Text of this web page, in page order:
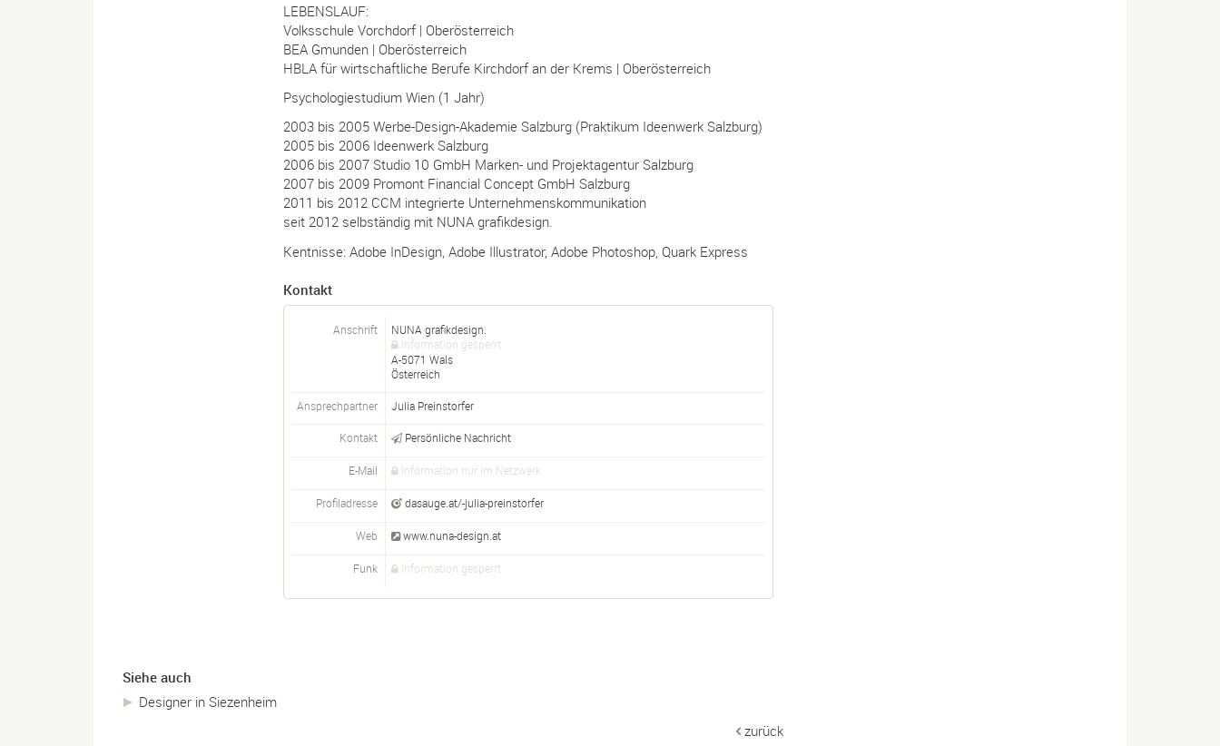
LEBENSLAUF:
Volksschule Vorchdorf | Oberösterreich
BEA Gmunden | Oberösterreich
HBLA für wirtschaftliche Berufe Kirchdorf an der Krems | Oberösterreich
Psychologiestudium Wien (1 Jahr)
2003 bis 2005 Werbe-Design-Akademie Salzburg (Praktikum Ideenwerk Salzburg)
2005 bis 2006 Ideenwerk Salzburg
2006 bis 2007 Studio 10 GmbH Marken- und Projektagentur Salzburg
2007 bis 2009 Promont Financial Concept GmbH Salzburg
2011 bis 2012 CCM integrierte Unternehmenskommunikation
seit 2012 selbständig mit NUNA grafikdesign.
Kentnisse: Adobe InDesign, Adobe Illustrator, Adobe Photoshop, Quark Express
Kontakt
Anschrift
NUNA grafikdesign.
Information gesperrt
A-5071 Wals
Österreich
Ansprechpartner Julia Preinstorfer
Kontakt Persönliche Nachricht
E-Mail Information nur im Netzwerk
Profiladresse dasauge.at/-julia-preinstorfer
Web www.nuna-design.at
Funk Information gesperrt
Siehe auch
Designer in Siezenheim
zurück